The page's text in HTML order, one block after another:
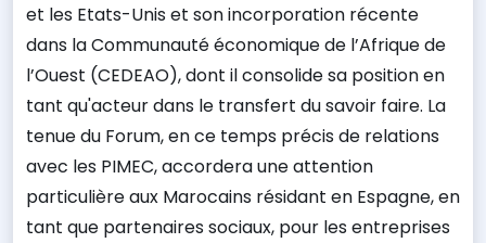
et les Etats-Unis et son incorporation récente
dans la Communauté économique de l’Afrique de
l’Ouest (CEDEAO), dont il consolide sa position en
tant qu'acteur dans le transfert du savoir faire. La
tenue du Forum, en ce temps précis de relations
avec les PIMEC, accordera une attention
particulière aux Marocains résidant en Espagne, en
tant que partenaires sociaux, pour les entreprises